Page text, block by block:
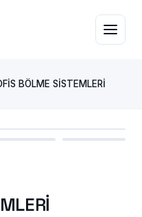
BÖLME SİSTEMLERİ